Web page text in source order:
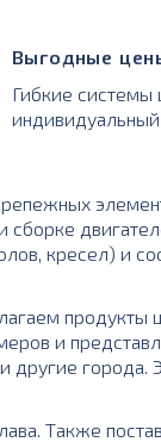
Выгодные
Гибкие системы
сборке
кресел) и
продукты
и
другие города.
Также